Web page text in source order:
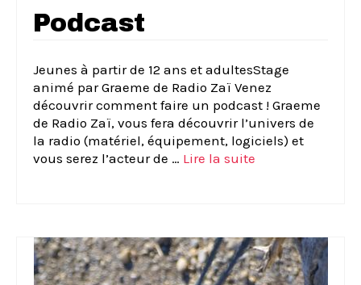
Podcast
Jeunes à partir de 12 ans et adultesStage
animé par Graeme de Radio Zaï Venez
découvrir comment faire un podcast ! Graeme
de Radio Zaï, vous fera découvrir l’univers de
la radio (matériel, équipement, logiciels) et
vous serez l’acteur de … Lire la suite­­